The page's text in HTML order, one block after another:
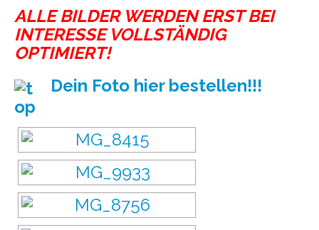
ALLE BILDER WERDEN ERST BEI
INTERESSE VOLLSTÄNDIG
OPTIMIERT!
Dein Foto hier bestellen!!!